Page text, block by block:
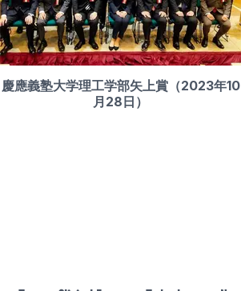
慶應義塾大学理工学部矢上賞（2023年10
月28日）